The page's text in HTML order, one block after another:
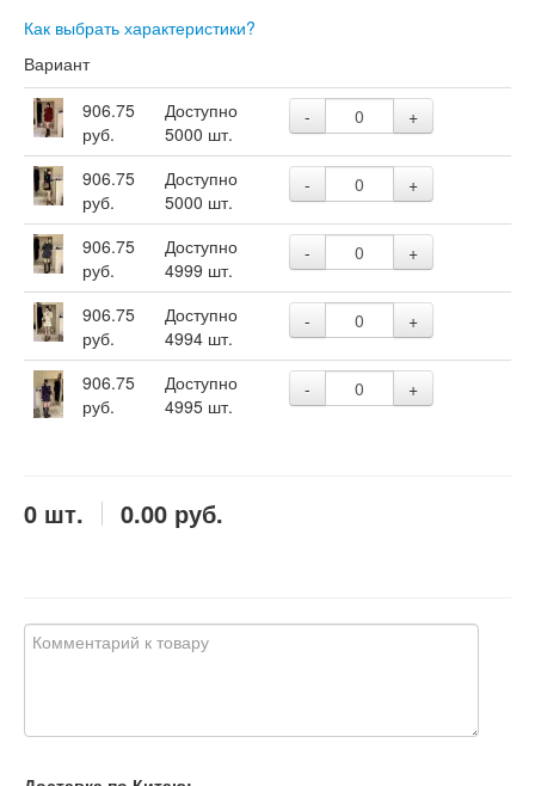
Как выбрать характеристики?
Вариант
906.75
руб.
Доступно
5000 шт.
- +
906.75
руб.
Доступно
5000 шт.
- +
906.75
руб.
Доступно
4999 шт.
- +
906.75
руб.
Доступно
4994 шт.
- +
906.75
руб.
Доступно
4995 шт.
- +
0 шт. 0.00 руб.